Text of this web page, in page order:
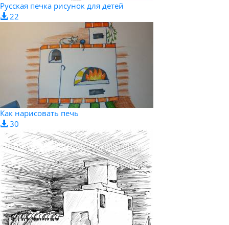
Русская печка рисунок для детей
22
Как нарисовать печь
30